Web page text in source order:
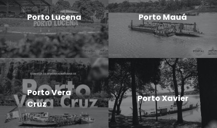
Porto Lucena Porto Mauá
Porto Vera
Cruz
Porto Xavier